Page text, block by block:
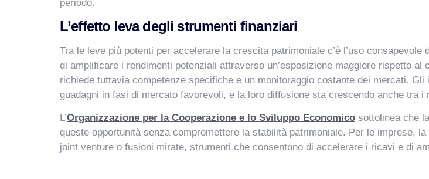
periodo.
L’effetto leva degli strumenti finanziari
Tra le leve più potenti per accelerare la crescita patrimoniale c’è l’uso
di amplificare i rendimenti potenziali attraverso un’esposizione maggiore rispetto
richiede tuttavia competenze specifiche e un monitoraggio costante dei mercati.
guadagni in fasi di mercato favorevoli, e la loro diffusione sta crescendo anche tra i
L’Organizzazione per la Cooperazione e lo Sviluppo Economico sottolinea che
queste opportunità senza compromettere la stabilità patrimoniale. Per le imprese,
joint venture o fusioni mirate, strumenti che consentono di accelerare i ricavi e di